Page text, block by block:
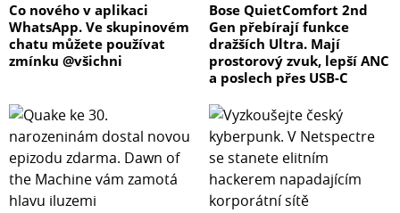
Co nového v aplikaci
WhatsApp. Ve skupinovém
chatu můžete používat
zmínku @všichni
Bose QuietComfort 2nd
Gen přebírají funkce
dražších Ultra. Mají
prostorový zvuk, lepší ANC
a poslech přes USB-C